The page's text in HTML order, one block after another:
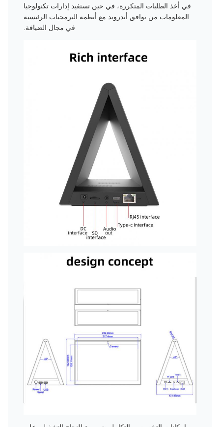
في أخذ الطلبات المتكررة، في حين تستفيد إدارات تكنولوجيا
المعلومات من توافق أندرويد مع أنظمة البرمجيات الرئيسية
في مجال الضيافة.